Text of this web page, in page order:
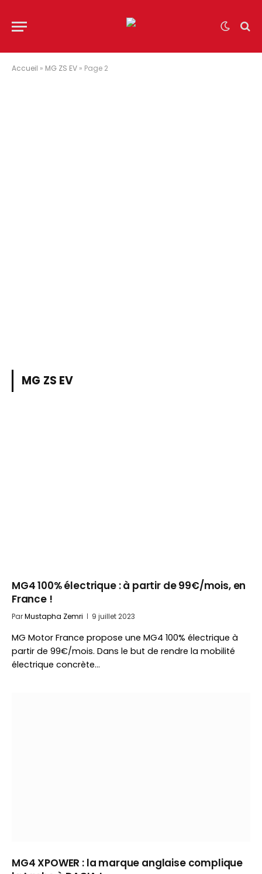
Accueil » MG ZS EV » Page 2
MG ZS EV
MG4 100% électrique : à partir de 99€/mois, en
France !
ParMustapha Zemri 9 juillet 2023
MG Motor France propose une MG4 100% électrique à
partir de 99€/mois. Dans le but de rendre la mobilité
électrique concrète…
MG4 XPOWER : la marque anglaise complique